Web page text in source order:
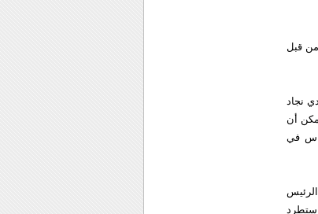
قبل
نجاد
أن
في